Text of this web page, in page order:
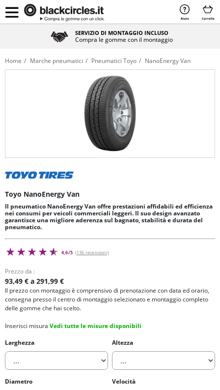
Aiuto Carrello
SERVIZIO DI MONTAGGIO INCLUSO
Compra le gomme con il montaggio
Home Marche pneumatici Pneumatici Toyo NanoEnergy Van
Toyo NanoEnergy Van
Il pneumatico NanoEnergy Van offre prestazioni affidabili ed efficienza
nei consumi per veicoli commerciali leggeri. Il suo design avanzato
garantisce una migliore aderenza sul bagnato, stabilità e durata del
pneumatico.
4,6/5 (136 recensioni)
Prezzo da :
93,49 € a 291,99 €
Il prezzo con montaggio è comprensivo di prenotazione con data ed orario,
consegna presso il centro di montaggio selezionato e montaggio completo
delle gomme che hai scelto.
Inserisci misura Vedi tutte le misure disponibili
Larghezza
Altezza
Diametro Velocità